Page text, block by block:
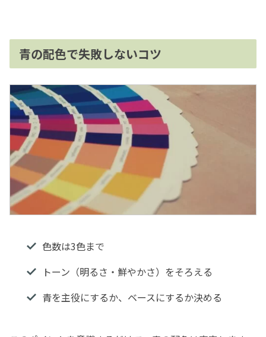
青の配色で失敗しないコツ
色数は3色まで
トーン（明るさ・鮮やかさ）をそろえる
青を主役にするか、ベースにするか決める